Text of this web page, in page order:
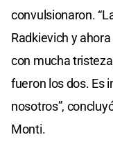
convulsionaron.
Radkievich y
con mucha
fueron los dos. Es
nosotros”,
Monti.